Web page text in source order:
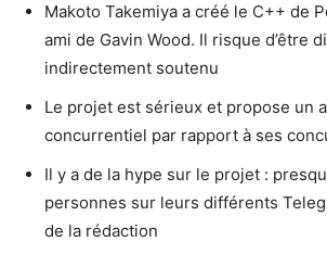
Makoto Takemiya a créé le C++ de
ami de Gavin Wood. Il risque d’être
indirectement soutenu
Le projet est sérieux et propose un
concurrentiel par rapport à ses
Il y a de la hype sur le projet :
personnes sur leurs différents
de la rédaction